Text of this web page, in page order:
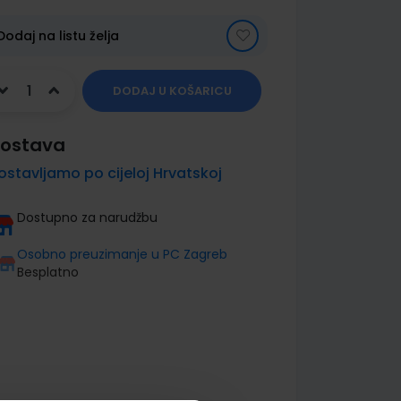
na listu želja
DODAJ U KOŠARICU
po cijeloj Hrvatskoj
Dostupno za narudžbu
Osobno preuzimanje u PC Zagreb
Besplatno